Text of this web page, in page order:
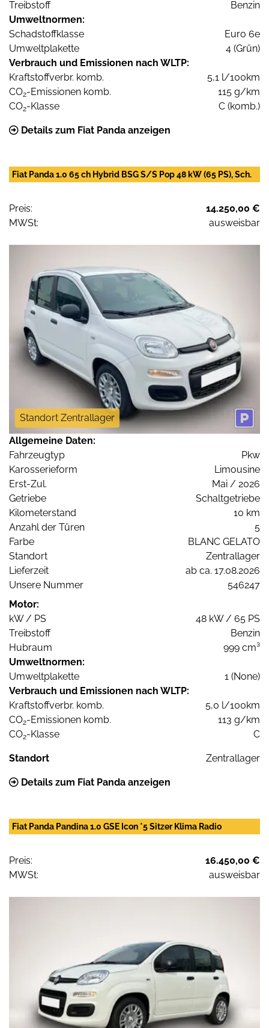
Treibstoff
Benzin
Umweltnormen:
Schadstoffklasse
Euro 6e
Umweltplakette
4 (Grün)
Verbrauch und Emissionen nach WLTP:
Kraftstoffverbr. komb.
5,1 l/100km
CO2-Emissionen komb.
115 g/km
CO2-Klasse C (komb.)
Details zum Fiat Panda anzeigen
Fiat Panda 1.0 65 ch Hybrid BSG S/S Pop 48 kW (65 PS), Sch.
Preis:
14.250,00 €
MWSt:
ausweisbar
Standort Zentrallager
Allgemeine Daten:
Fahrzeugtyp
Pkw
Karosserieform
Limousine
Erst-Zul.
Mai / 2026
Getriebe
Schaltgetriebe
Kilometerstand
10 km
Anzahl der Türen
5
Farbe
BLANC GELATO
Standort
Zentrallager
Lieferzeit
ab ca. 17.08.2026
Unsere Nummer
546247
Motor:
kW / PS
48 kW / 65 PS
Treibstoff
Benzin
Hubraum
999 cm³
Umweltnormen:
Umweltplakette
1 (None)
Verbrauch und Emissionen nach WLTP:
Kraftstoffverbr. komb.
5,0 l/100km
CO2-Emissionen komb.
113 g/km
CO2-Klasse C
Standort Zentrallager
Details zum Fiat Panda anzeigen
Fiat Panda Pandina 1.0 GSE Icon *5 Sitzer Klima Radio
Preis:
16.450,00 €
MWSt:
ausweisbar